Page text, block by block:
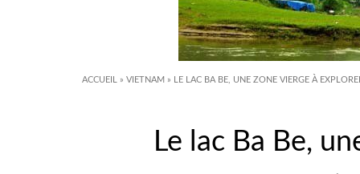
ACCUEIL » VIETNAM » LE LAC BA BE, UNE ZONE VIERGE À
Le lac Ba Be,